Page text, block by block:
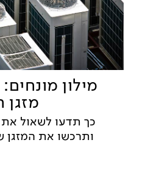
מילון
כך תדעו לשאול
ותרכשו את המזגן